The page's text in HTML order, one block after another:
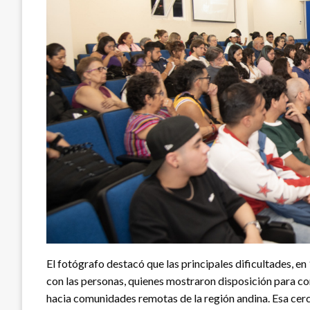
El fotógrafo destacó que las principales dificultades,
con las personas, quienes mostraron disposición para
hacia comunidades remotas de la región andina. Esa